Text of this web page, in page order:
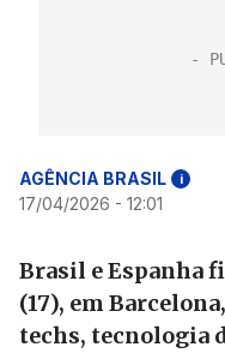
AGÊNCIA BRASIL i
17/04/2026 - 12:01
Brasil e Espanha
(17), em
techs, tecnologia